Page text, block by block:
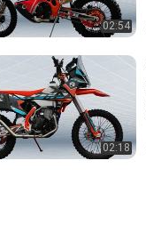
02:54
02:18